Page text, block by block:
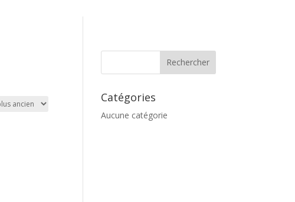
Catégories
Aucune catégorie